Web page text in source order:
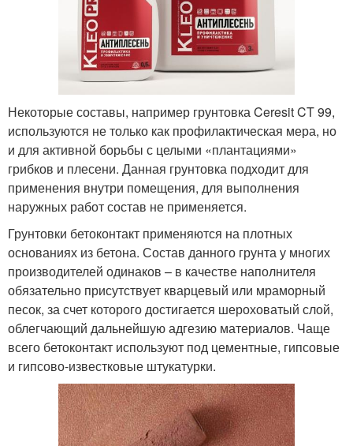
Некоторые составы, например грунтовка Ceresit CT 99,
используются не только как профилактическая мера, но
и для активной борьбы с целыми «плантациями»
грибков и плесени. Данная грунтовка подходит для
применения внутри помещения, для выполнения
наружных работ состав не применяется.
Грунтовки бетоконтакт применяются на плотных
основаниях из бетона. Состав данного грунта у многих
производителей одинаков – в качестве наполнителя
обязательно присутствует кварцевый или мраморный
песок, за счет которого достигается шероховатый слой,
облегчающий дальнейшую адгезию материалов. Чаще
всего бетоконтакт используют под цементные, гипсовые
и гипсово-известковые штукатурки.